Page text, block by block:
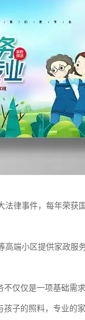
律事件，每年荣获
端小区提供家政服
仅仅是一项基础需
子的照料，专业的